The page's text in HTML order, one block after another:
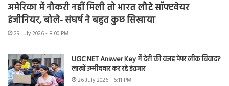
अमेरिका में नौकरी नहीं मिली तो भारत लौटे सॉफ्टवेयर
इंजीनियर, बोले- संघर्ष ने बहुत कुछ सिखाया
29 July 2026 - 8:00 PM
UGC NET Answer Key में देरी की वजह पेपर लीक विवाद?
लाखों उम्मीदवार कर रहे इंतजार
26 July 2026 - 6:11 PM